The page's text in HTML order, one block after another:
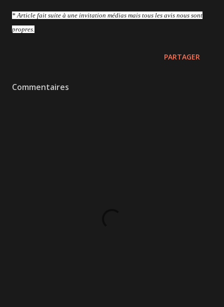
* Article fait suite à une invitation médias mais tous les avis nous sont
propres.
PARTAGER
Commentaires